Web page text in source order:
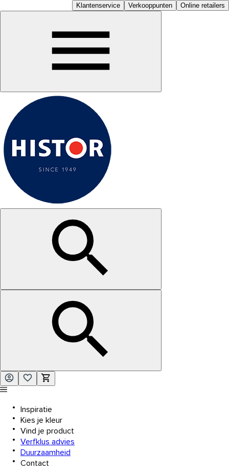
Klantenservice Verkooppunten Online retailers
Inspiratie
Kies je kleur
Vind je product
Verfklus advies
Duurzaamheid
Contact